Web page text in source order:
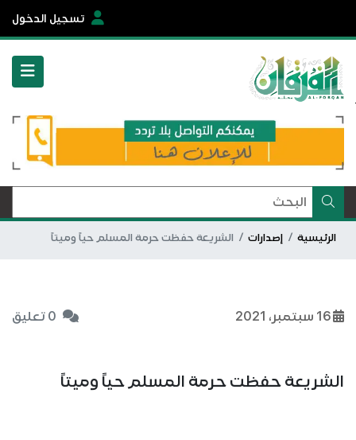
تسجيل الدخول
الرئيسية إصدارات الشريعة حفظت حرمة المسلم حياً وميتاً
0 تعليق
الشريعة حفظت حرمة المسلم حياً وميتاً